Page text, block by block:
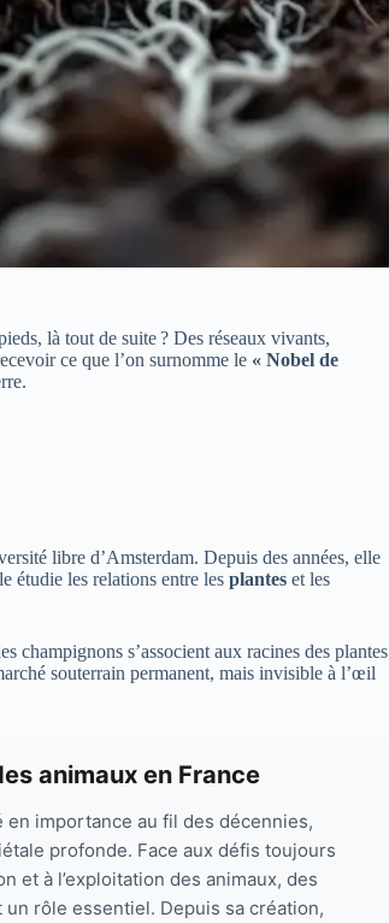
là tout de suite ? Des réseaux vivants,
ce que l’on surnomme le « Nobel de
libre d’Amsterdam. Depuis des années, elle
étudie les relations entre les plantes et les
champignons s’associent aux racines des plantes
souterrain permanent, mais invisible à l’œil
animaux en France
en importance au fil des décennies,
profonde. Face aux défis toujours
et à l’exploitation des animaux, des
rôle essentiel. Depuis sa création,